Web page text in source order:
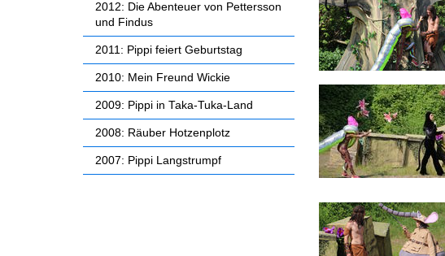
2012: Die Abenteuer von Pettersson
und Findus
2011: Pippi feiert Geburtstag
2010: Mein Freund Wickie
2009: Pippi in Taka-Tuka-Land
2008: Räuber Hotzenplotz
2007: Pippi Langstrumpf